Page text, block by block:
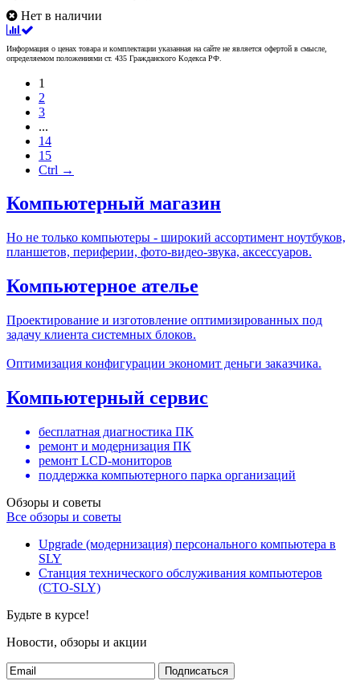
Нет в наличии
Информация о ценах товара и комплектации указанная на сайте не является офертой в смысле,
определяемом положениями ст. 435 Гражданского Кодекса РФ.
1
2
3
...
14
15
Ctrl →
Компьютерный магазин
Но не только компьютеры - широкий ассортимент ноутбуков,
планшетов, периферии, фото-видео-звука, аксессуаров.
Компьютерное ателье
Проектирование и изготовление оптимизированных под
задачу клиента системных блоков.
Оптимизация конфигурации экономит деньги заказчика.
Компьютерный сервис
бесплатная диагностика ПК
ремонт и модернизация ПК
ремонт LCD-мониторов
поддержка компьютерного парка организаций
Обзоры и советы
Все обзоры и советы
Upgrade (модернизация) персонального компьютера в
SLY
Станция технического обслуживания компьютеров
(СТО-SLY)
Будьте в курсе!
Новости, обзоры и акции
Подписаться